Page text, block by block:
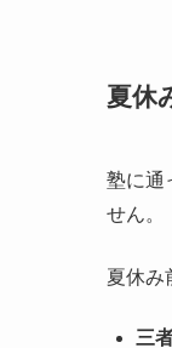
夏休
塾に通
せん。
夏休み
三